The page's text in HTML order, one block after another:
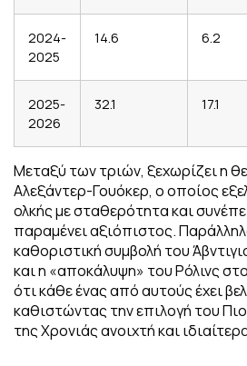
2024-
2025
14.6 6.2
2025-
2026
32.1 17.1
Μεταξύ των τριών, ξεχωρίζει η
Αλεξάντερ-Γουόκερ, ο οποίος
ολκής με σταθερότητα και
παραμένει αξιόπιστος.
καθοριστική συμβολή του
και η «αποκάλυψη» του Ρόλινς
ότι κάθε ένας από αυτούς έχει
καθιστώντας την επιλογή του
της Χρονιάς ανοιχτή και